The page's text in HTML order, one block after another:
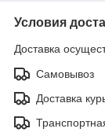
Условия
Доставка
Самовывоз
Доставка